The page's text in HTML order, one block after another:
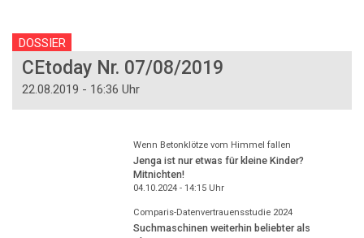
DOSSIER
CEtoday Nr. 07/08/2019
22.08.2019 - 16:36 Uhr
Wenn Betonklötze vom Himmel fallen
Jenga ist nur etwas für kleine Kinder?
Mitnichten!
04.10.2024 - 14:15Uhr
Comparis-Datenvertrauensstudie 2024
Suchmaschinen weiterhin beliebter als